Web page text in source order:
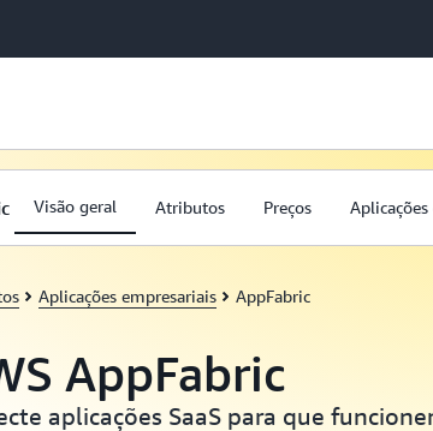
Visão geral Atributos Preços
Aplicações empresariais AppFabric
AppFabric
aplicações SaaS para que